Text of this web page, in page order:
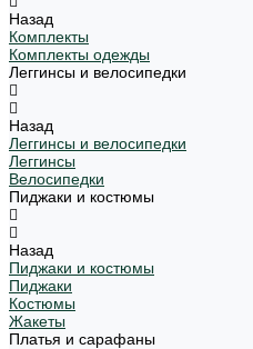
Назад
Комплекты
Комплекты одежды
Леггинсы и велосипедки
Назад
Леггинсы и велосипедки
Леггинсы
Велосипедки
Пиджаки и костюмы
Назад
Пиджаки и костюмы
Пиджаки
Костюмы
Жакеты
Платья и сарафаны